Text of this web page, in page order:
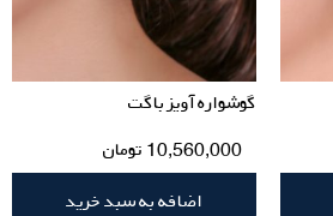
گوشواره آویز باگت
10,560,000 تومان
اضافه به سبد خرید